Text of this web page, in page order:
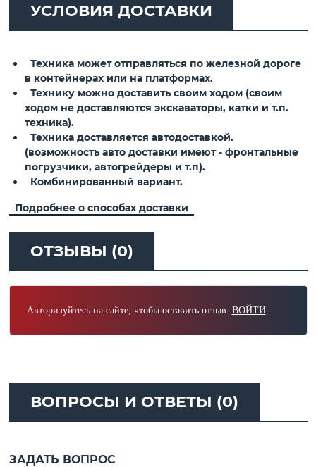
УСЛОВИЯ ДОСТАВКИ
Техника может отправляться по железной дороге
в контейнерах или на платформах.
Технику можно доставить своим ходом (своим
ходом не доставляются экскаваторы, катки и т.п.
техника).
Техника доставляется автодоставкой.
(возможность авто доставки имеют - фронтальные
погрузчики, автогрейдеры и т.п).
Комбинированный вариант.
Подробнее о способах доставки
ОТЗЫВЫ (0)
Авторизуйтесь на сайте, чтобы оставить отзыв. ВОЙТИ
ВОПРОСЫ И ОТВЕТЫ (0)
ЗАДАТЬ ВОПРОС